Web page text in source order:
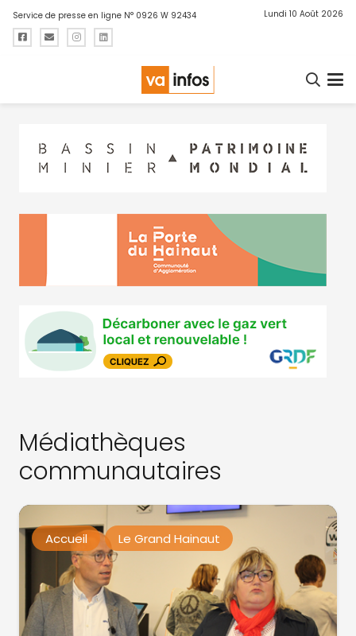
Service de presse en ligne N° 0926 W 92434 Lundi 10 Août 2026
Médiathèques
communautaires
Accueil Le Grand Hainaut